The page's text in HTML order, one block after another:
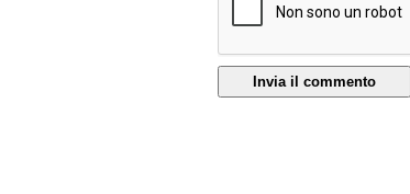
Invia il commento